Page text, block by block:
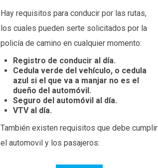
Hay requisitos para conducir por las rutas,
los cuales pueden serte solicitados por la
policía de camino en cualquier momento:
Registro de conducir al día.
Cedula verde del vehículo, o cedula
azul si el que va a manjar no es el
dueño del automóvil.
Seguro del automóvil al día.
VTV al día.
También existen requisitos que debe cumplir
el automovil y los pasajeros: